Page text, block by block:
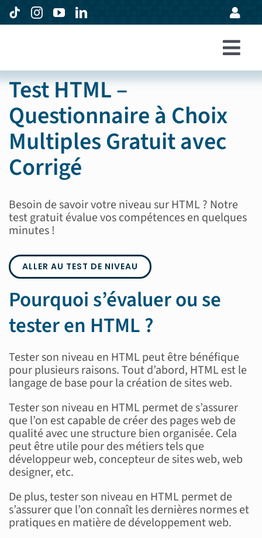
Passer
au
Accueil
Formations
Entreprises
À propos
Test HTML –
Questionnaire à Choix
Multiples Gratuit avec
Corrigé
Besoin de savoir votre niveau sur HTML ? Notre
test gratuit évalue vos compétences en quelques
minutes !
ALLER AU TEST DE NIVEAU
Pourquoi s’évaluer ou se
tester en HTML ?
Tester son niveau en HTML peut être bénéfique
pour plusieurs raisons. Tout d’abord, HTML est le
langage de base pour la création de sites web.
Tester son niveau en HTML permet de s’assurer
que l’on est capable de créer des pages web de
qualité avec une structure bien organisée. Cela
peut être utile pour des métiers tels que
développeur web, concepteur de sites web, web
designer, etc.
De plus, tester son niveau en HTML permet de
s’assurer que l’on connaît les dernières normes et
pratiques en matière de développement web.